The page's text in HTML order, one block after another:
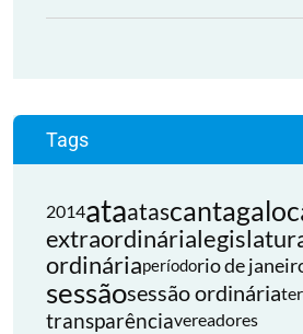
Tags
2014ataatascantagalo
extraordinária
ordináriaperíodorio de
sessãosessão ordinária
transparênciavereadores